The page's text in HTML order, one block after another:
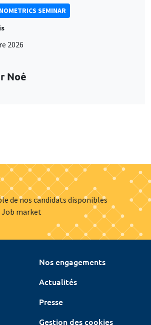
SEMINAR
2026
Noé
de nos candidats disponibles
market
Nos engagements
Actualités
Presse
Gestion des cookies